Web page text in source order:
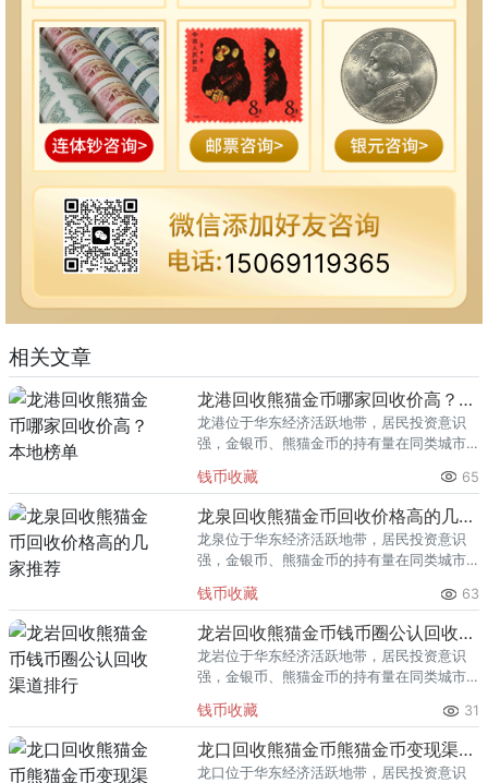
15069119365
相关文章
龙港回收熊猫金币哪家回收价高？本地榜单
龙港位于华东经济活跃地带，居民投资意识
强，金银币、熊猫金币的持有量在同类城市
熊猫金币的需求就明显升温，但鱼龙混杂的
回收渠道里，能精准识别版别溢
钱币收藏 65
龙泉回收熊猫金币回收价格高的几家推荐
龙泉位于华东经济活跃地带，居民投资意识
强，金银币、熊猫金币的持有量在同类城市
熊猫金币的需求就明显升温，但鱼龙混杂的
回收渠道里，能精准识别版别溢
钱币收藏 63
龙岩回收熊猫金币钱币圈公认回收渠道排行
龙岩位于华东经济活跃地带，居民投资意识
强，金银币、熊猫金币的持有量在同类城市
熊猫金币的需求就明显升温，但鱼龙混杂的
回收渠道里，能精准识别版别溢
钱币收藏 31
龙口回收熊猫金币熊猫金币变现渠道指南
龙口位于华东经济活跃地带，居民投资意识